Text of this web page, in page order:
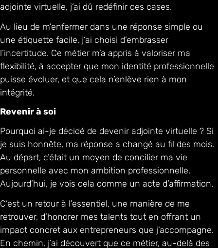
adjointe virtuelle, j’ai dû redéfinir ces cases.
Au lieu de m’enfermer dans une réponse simple ou
une étiquette facile, j’ai choisi d’embrasser
l’incertitude. Ce métier m’a appris à valoriser ma
flexibilité, à accepter que mon identité professionnelle
puisse évoluer, et que cela n’enlève rien à mon
intégrité.
Revenir à soi
Pourquoi ai-je décidé de devenir adjointe virtuelle ? Si
je suis honnête, ma réponse a changé au fil des mois.
Au départ, c’était un moyen de concilier ma vie
personnelle avec mon ambition professionnelle.
Aujourd’hui, je vois cela comme un acte d’affirmation.
C’est un retour à l’essentiel, une manière de me
retrouver, d’honorer mes talents tout en offrant un
impact concret aux entrepreneurs que j’accompagne.
En chemin, j’ai découvert que ce métier, au-delà des